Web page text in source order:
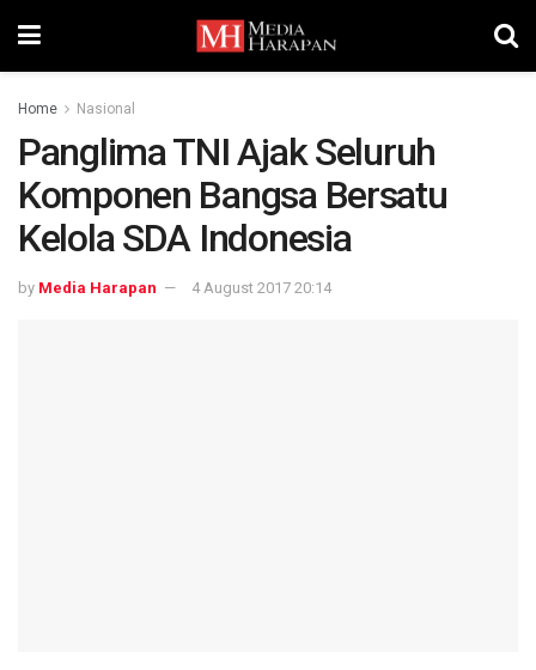
Home Nasional
Panglima TNI Ajak Seluruh
Komponen Bangsa Bersatu
Kelola SDA Indonesia
by Media Harapan 4 August 2017 20:14